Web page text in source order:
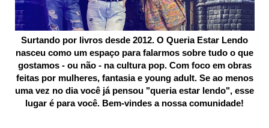
Surtando por livros desde 2012. O Queria Estar Lendo
nasceu como um espaço para falarmos sobre tudo o que
gostamos - ou não - na cultura pop. Com foco em obras
feitas por mulheres, fantasia e young adult. Se ao menos
uma vez no dia você já pensou "queria estar lendo", esse
lugar é para você. Bem-vindes a nossa comunidade!